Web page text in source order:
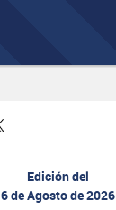
Edición del
6 de Agosto de 2026